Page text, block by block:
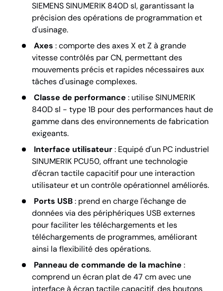
SIEMENS SINUMERIK 840D sl, garantissant la
précision des opérations de programmation et
d'usinage.
Axes : comporte des axes X et Z à grande
vitesse contrôlés par CN, permettant des
mouvements précis et rapides nécessaires aux
tâches d'usinage complexes.
Classe de performance : utilise SINUMERIK
840D sl - type 1B pour des performances haut de
gamme dans des environnements de fabrication
exigeants.
Interface utilisateur: Equipé d'un PC industriel
SINUMERIK PCU50, offrant une technologie
d'écran tactile capacitif pour une interaction
utilisateur et un contrôle opérationnel améliorés.
Ports USB: prend en charge l'échange de
données via des périphériques USB externes
pour faciliter les téléchargements et les
téléchargements de programmes, améliorant
ainsi la flexibilité des opérations.
Panneau de commande de la machine :
comprend un écran plat de 47 cm avec une
interface à écran tactile capacitif, des boutons